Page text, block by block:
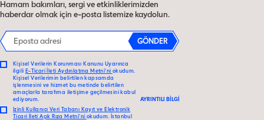
Hamam bakımları, sergi ve etkinliklerimizden
haberdar olmak için e-posta listemize kaydolun.
GÖNDER
Kişisel Verilerin Korunması Kanunu Uyarınca
ilgili E-Ticari İleti Aydınlatma Metni’ni okudum.
Kişisel Verilerimin belirtilen kapsamda
işlenmesini ve hizmet bu metinde belirtilen
amaçlarla tarafıma iletişime geçilmesini kabul
ediyorum.
AYRINTILI BİLGİ
İzinli Kullanıcı Veri Tabanı Kayıt ve Elektronik
Ticari İleti Açık Rıza Metni’ni okudum. İstanbul